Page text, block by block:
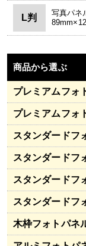
L判
写真パネ
商品から選ぶ
プレミアムフォ
プレミアムフォ
スタンダードフ
スタンダードフ
スタンダードフ
スタンダードフ
木枠フォトパネ